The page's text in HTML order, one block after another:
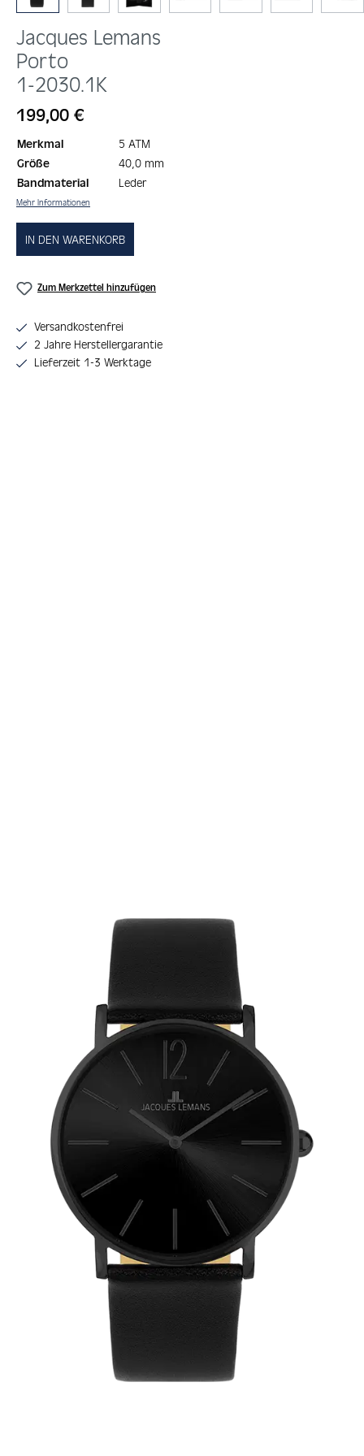
Jacques Lemans
Porto
1-2030.1K
Regulärer Preis:
199,00 €
Merkmal
5 ATM
Größe
40,0 mm
Bandmaterial
Leder
Mehr Informationen
IN DEN WARENKORB
Zum Merkzettel hinzufügen
Versandkostenfrei
2 Jahre Herstellergarantie
Lieferzeit 1-3 Werktage